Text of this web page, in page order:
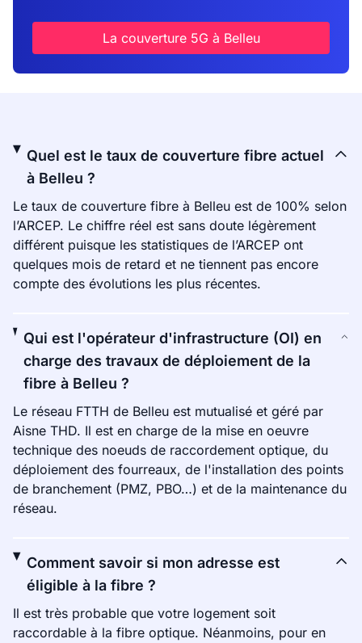
La couverture 5G à Belleu
Quel est le taux de couverture fibre actuel
à Belleu ?
Le taux de couverture fibre à Belleu est de 100% selon
l’ARCEP. Le chiffre réel est sans doute légèrement
différent puisque les statistiques de l’ARCEP ont
quelques mois de retard et ne tiennent pas encore
compte des évolutions les plus récentes.
Qui est l'opérateur d'infrastructure (OI) en
charge des travaux de déploiement de la
fibre à Belleu ?
Le réseau FTTH de Belleu est mutualisé et géré par
Aisne THD. Il est en charge de la mise en oeuvre
technique des noeuds de raccordement optique, du
déploiement des fourreaux, de l'installation des points
de branchement (PMZ, PBO…) et de la maintenance du
réseau.
Comment savoir si mon adresse est
éligible à la fibre ?
Il est très probable que votre logement soit
raccordable à la fibre optique. Néanmoins, pour en